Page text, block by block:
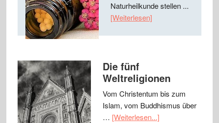
Naturheilkunde stellen ...
[Weiterlesen]
Die fünf
Weltreligionen
Vom Christentum bis zum
Islam, vom Buddhismus über
… [Weiterlesen...]